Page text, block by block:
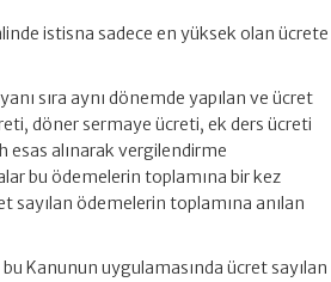
istisna sadece en yüksek olan ücrete
sıra aynı dönemde yapılan ve ücret
döner sermaye ücreti, ek ders ücreti
alınarak vergilendirme
bu ödemelerin toplamına bir kez
sayılan ödemelerin toplamına anılan
Kanunun uygulamasında ücret sayılan